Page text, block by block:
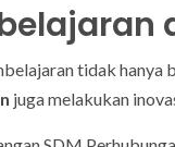
tidak hanya
juga melakukan